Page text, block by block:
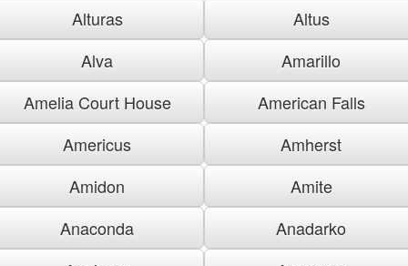
Alturas
Altus
Alva
Amarillo
Amelia Court House
American Falls
Americus
Amherst
Amidon
Amite
Anaconda
Anadarko